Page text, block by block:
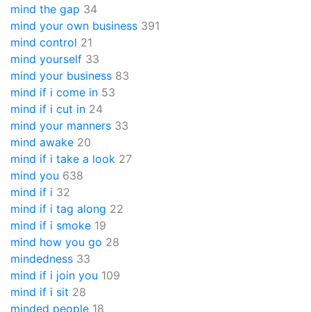
mind the gap 34
mind your own business 391
mind control 21
mind yourself 33
mind your business 83
mind if i come in 53
mind if i cut in 24
mind your manners 33
mind awake 20
mind if i take a look 27
mind you 638
mind if i 32
mind if i tag along 22
mind if i smoke 19
mind how you go 28
mindedness 33
mind if i join you 109
mind if i sit 28
minded people 18